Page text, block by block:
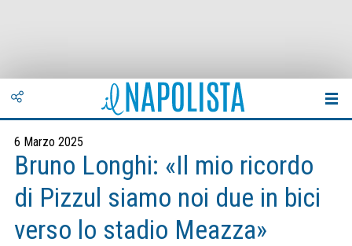
6 Marzo 2025
Bruno Longhi: «Il mio ricordo
di Pizzul siamo noi due in bici
verso lo stadio Meazza»